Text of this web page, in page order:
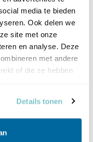
media te bieden
Ook delen we
site met onze
en analyse. Deze
met andere
of die ze hebben
Details tonen